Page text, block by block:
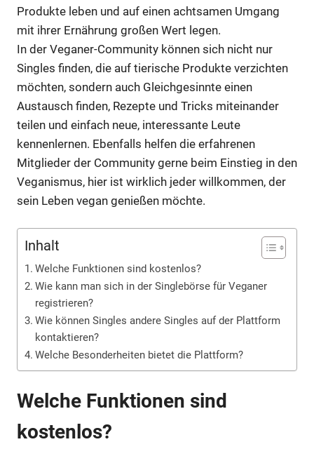
Produkte leben und auf einen achtsamen Umgang
mit ihrer Ernährung großen Wert legen.
In der Veganer-Community können sich nicht nur
Singles finden, die auf tierische Produkte verzichten
möchten, sondern auch Gleichgesinnte einen
Austausch finden, Rezepte und Tricks miteinander
teilen und einfach neue, interessante Leute
kennenlernen. Ebenfalls helfen die erfahrenen
Mitglieder der Community gerne beim Einstieg in den
Veganismus, hier ist wirklich jeder willkommen, der
sein Leben vegan genießen möchte.
Inhalt
Welche Funktionen sind kostenlos?
Wie kann man sich in der Singlebörse für Veganer
registrieren?
Wie können Singles andere Singles auf der Plattform
kontaktieren?
Welche Besonderheiten bietet die Plattform?
Welche Funktionen sind
kostenlos?